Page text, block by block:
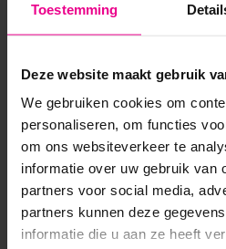
Toestemming
Deze website maakt gebruik
We gebruiken cookies om
personaliseren, om functies
om ons websiteverkeer te
informatie over uw gebruik van
partners voor social media,
partners kunnen deze
informatie die u aan ze heeft
KINKY LAK SET MET OPEN CUP
LEVEL